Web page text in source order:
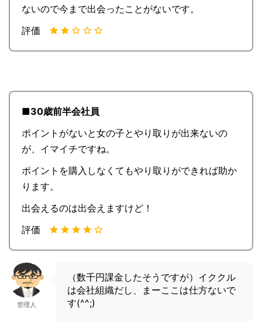
ないので今まで出会ったことがないです。
評価
■30歳前半会社員
ポイントがないと女の子とやり取りが出来ないの
が、イマイチですね。
ポイントを購入しなくてもやり取りができれば助か
ります。
出会えるのは出会えますけど！
評価
管理人
（数千円課金したそうですが）イククル
は会社組織だし、まーここは仕方ないで
す(^^;)